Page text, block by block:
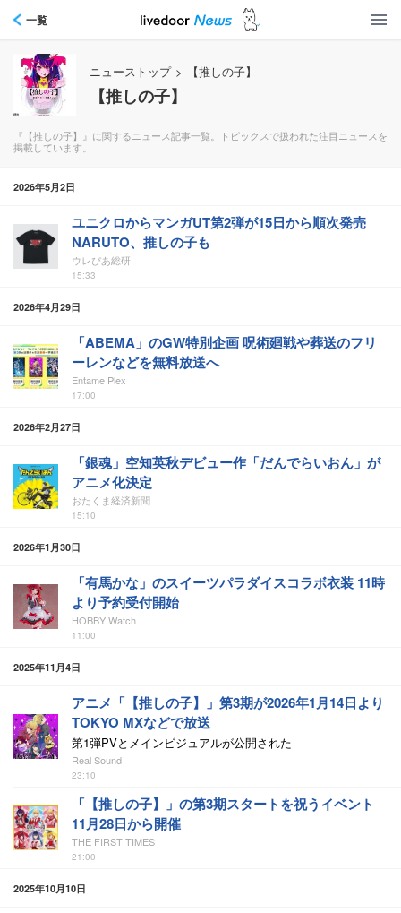
一覧
ニューストップ > 【推しの子】
【推しの子】
『【推しの子】』に関するニュース記事一覧。トピックスで扱われた注目ニュースを
掲載しています。
2026年5月2日
ユニクロからマンガUT第2弾が15日から順次発売
NARUTO、推しの子も
ウレぴあ総研
15:33
2026年4月29日
「ABEMA」のGW特別企画 呪術廻戦や葬送のフリ
ーレンなどを無料放送へ
Entame Plex
17:00
2026年2月27日
「銀魂」空知英秋デビュー作「だんでらいおん」が
アニメ化決定
おたくま経済新聞
15:10
2026年1月30日
「有馬かな」のスイーツパラダイスコラボ衣装 11時
より予約受付開始
HOBBY Watch
11:00
2025年11月4日
アニメ「【推しの子】」第3期が2026年1月14日より
TOKYO MXなどで放送
第1弾PVとメインビジュアルが公開された
Real Sound
23:10
「【推しの子】」の第3期スタートを祝うイベント
11月28日から開催
THE FIRST TIMES
21:00
2025年10月10日